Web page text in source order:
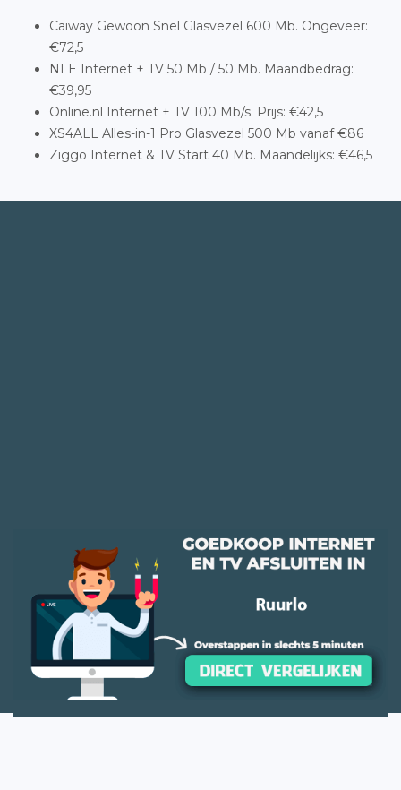
Caiway Gewoon Snel Glasvezel 600 Mb. Ongeveer:
€72,5
NLE Internet + TV 50 Mb / 50 Mb. Maandbedrag:
€39,95
Online.nl Internet + TV 100 Mb/s. Prijs: €42,5
XS4ALL Alles-in-1 Pro Glasvezel 500 Mb vanaf €86
Ziggo Internet & TV Start 40 Mb. Maandelijks: €46,5